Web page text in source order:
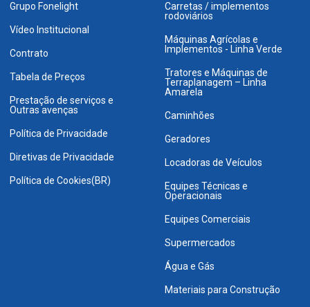
Grupo Fonelight
Vídeo Institucional
Contrato
Tabela de Preços
Prestação de serviços e
Outras avenças
Política de Privacidade
Diretivas de Privacidade
Política de Cookies(BR)
Carretas / implementos
rodoviários
Máquinas Agrícolas e
Implementos - Linha Verde
Tratores e Máquinas de
Terraplanagem – Linha
Amarela
Caminhões
Geradores
Locadoras de Veículos
Equipes Técnicas e
Operacionais
Equipes Comerciais
Supermercados
Água e Gás
Materiais para Construção